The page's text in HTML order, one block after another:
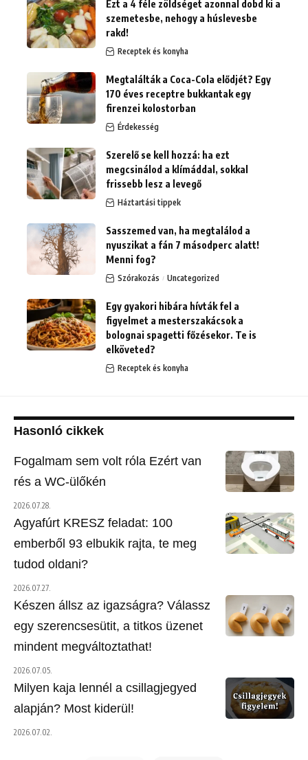
Ezt a 4 féle zöldséget azonnal dobd ki a
szemetesbe, nehogy a húslevesbe
rakd!
Receptek és konyha
Megtalálták a Coca-Cola elődjét? Egy
170 éves receptre bukkantak egy
firenzei kolostorban
Érdekesség
Szerelő se kell hozzá: ha ezt
megcsinálod a klímáddal, sokkal
frissebb lesz a levegő
Háztartási tippek
Sasszemed van, ha megtalálod a
nyuszikat a fán 7 másodperc alatt!
Menni fog?
Szórakozás Uncategorized
Egy gyakori hibára hívták fel a
figyelmet a mesterszakácsok a
bolognai spagetti főzésekor. Te is
elköveted?
Receptek és konyha
Hasonló cikkek
Fogalmam sem volt róla Ezért van
rés a WC-ülőkén
2026.07.28.
Agyafúrt KRESZ feladat: 100
emberből 93 elbukik rajta, te meg
tudod oldani?
2026.07.27.
Készen állsz az igazságra? Válassz
egy szerencsesütit, a titkos üzenet
mindent megváltoztathat!
2026.07.05.
Milyen kaja lennél a csillagjegyed
alapján? Most kiderül!
2026.07.02.